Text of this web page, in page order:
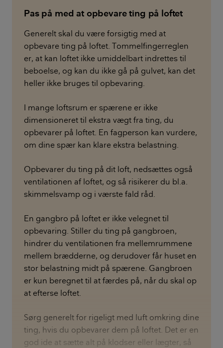
Pas på med at opbevare ting på loftet
Generelt skal du være forsigtig med at
opbevare ting på loftet. Tommelfingerreglen
er, at kan loftet ikke umiddelbart indrettes til
beboelse, og kan du ikke gå på gulvet, kan det
heller ikke bruges til opbevaring.
I mange loftsrum er spærene er ikke
dimensioneret til ekstra vægt fra ting, du
opbevarer på loftet. En fagperson kan vurdere,
om dine spær kan klare ekstra belastning.
Opbevarer du ting på dit loft, nedsættes også
ventilationen af loftet, og så risikerer du bl.a.
skimmelsvamp og i værste fald råd.
En gangbro på loftet er ikke velegnet til
opbevaring. Stiller du ting på gangbroen,
hindrer du ventilationen fra mellemrummene
mellem brædderne, og derudover får huset en
stor belastning midt på spærene. Gangbroen
er kun beregnet til at færdes på, når du skal op
at efterse loftet.
Sørg generelt for rigeligt med luft omkring dine
ting, hvis du opbevarer dem på loftet. Det er en
god ide at sætte alt på klodser eller lægter, så